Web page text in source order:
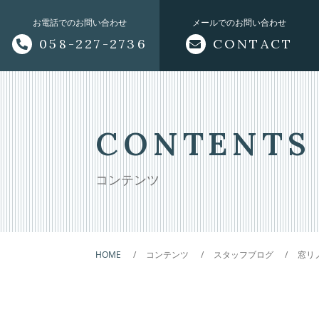
お電話でのお問い合わせ
058-227-2736
メールでのお問い合わせ
CONTACT
トップページ
サービス
CONTENTS
コンテンツ
HOME コンテンツ スタッフブログ 窓リ